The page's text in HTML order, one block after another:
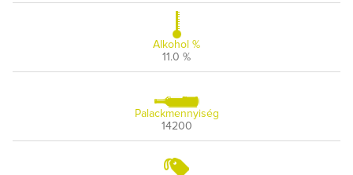
Alkohol %
11.0 %
Palackmennyiség
14200